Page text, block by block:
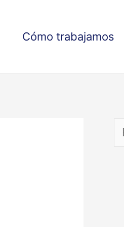
Cómo trabajamos